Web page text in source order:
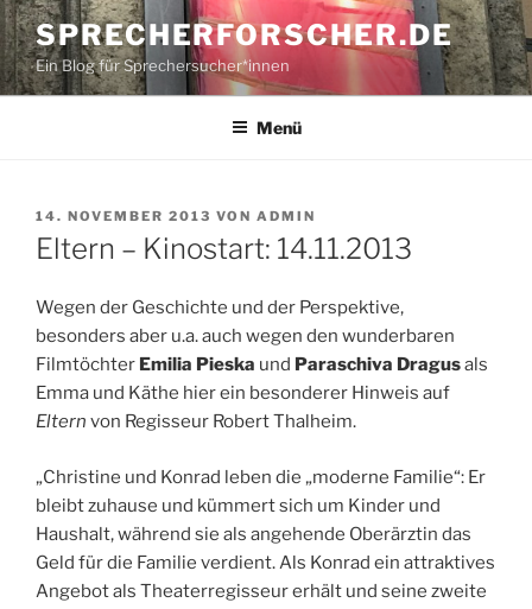
Zum
Inhalt
springen
SPRECHERFORSCHER.DE
Ein Blog für Sprechersucher*innen
Menü
VERÖFFENTLICHT
AM
14. NOVEMBER 2013 VON ADMIN
Eltern – Kinostart: 14.11.2013
Wegen der Geschichte und der Perspektive,
besonders aber u.a. auch wegen den wunderbaren
Filmtöchter Emilia Pieska und Paraschiva Dragusals
Emma und Käthe hier ein besonderer Hinweis auf
Eltern von Regisseur Robert Thalheim.
„Christine und Konrad leben die „moderne Familie“: Er
bleibt zuhause und kümmert sich um Kinder und
Haushalt, während sie als angehende Oberärztin das
Geld für die Familie verdient. Als Konrad ein attraktives
Angebot als Theaterregisseur erhält und seine zweite